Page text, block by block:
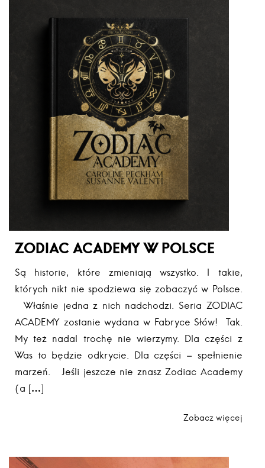
ZODIAC ACADEMY W POLSCE
Są historie, które zmieniają wszystko. I takie,
których nikt nie spodziewa się zobaczyć w Polsce.
Właśnie jedna z nich nadchodzi. Seria ZODIAC
ACADEMY zostanie wydana w Fabryce Słów! Tak.
My też nadal trochę nie wierzymy. Dla części z
Was to będzie odkrycie. Dla części – spełnienie
marzeń. Jeśli jeszcze nie znasz Zodiac Academy
(a […]
Zobacz więcej